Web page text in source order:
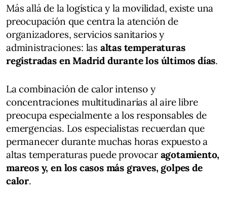
Más allá de la logística y la movilidad, existe una
preocupación que centra la atención de
organizadores, servicios sanitarios y
administraciones: las altas temperaturas
registradas en Madrid durante los últimos días.
La combinación de calor intenso y
concentraciones multitudinarias al aire libre
preocupa especialmente a los responsables de
emergencias. Los especialistas recuerdan que
permanecer durante muchas horas expuesto a
altas temperaturas puede provocar agotamiento,
mareos y, en los casos más graves, golpes de
calor.